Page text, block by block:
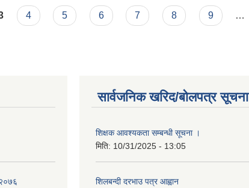
4 5 6 7 8 9 …
सार्वजनिक खरिद/बोलपत्र सूचना
शिक्षक आवश्यकता सम्बन्धी सूचना ।
मिति: 10/31/2025 - 13:05
शिलबन्दी दरभाउ पत्र आह्वान